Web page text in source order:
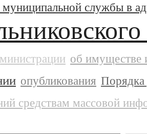
службы в
об имуществе
опубликования Порядка
средствам массовой